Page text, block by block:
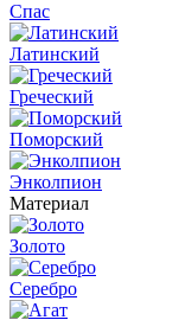
Спас
Латинский
Греческий
Поморский
Энколпион
Материал
Золото
Серебро